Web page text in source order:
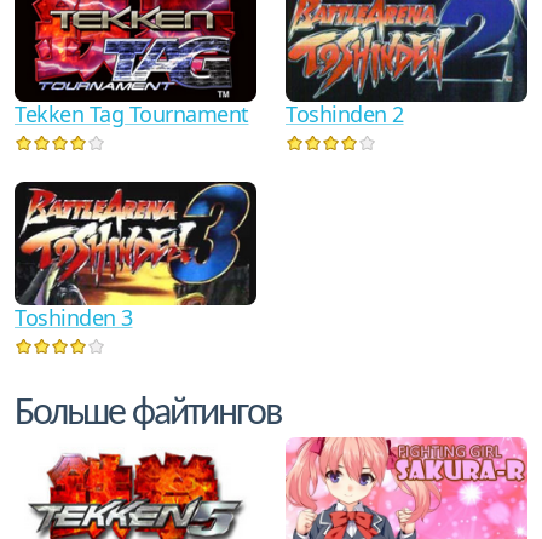
Tekken Tag Tournament Toshinden 2
Toshinden 3
Больше файтингов